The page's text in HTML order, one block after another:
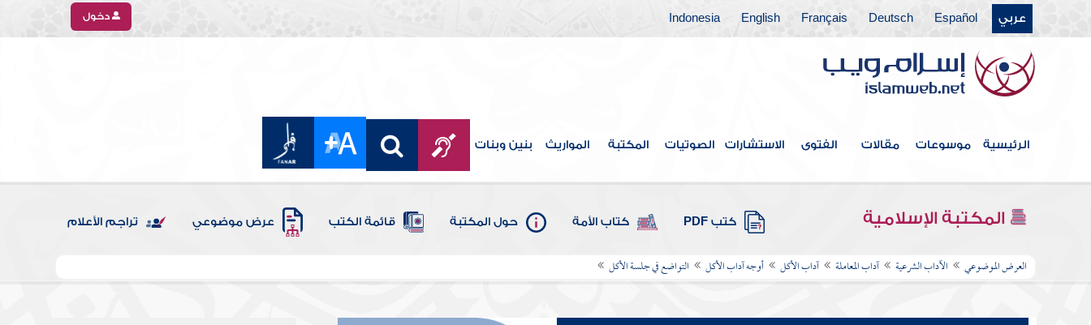
عربي Español
Deutsch
Français
English
Indonesia دخول
الرئيسية موسوعات مقالات الفتوى الاستشارات الصوتيات المكتبة المواريث بنين وبنات
المكتبة الإسلامية كتب PDF كتاب الأمة حول المكتبة قائمة الكتب عرض موضوعي تراجم الأعلام
العرض الموضوعي الآداب الشرعية آداب المعاملة آداب الأكل أوجه آداب الأكل التواضع في جلسة الأكل